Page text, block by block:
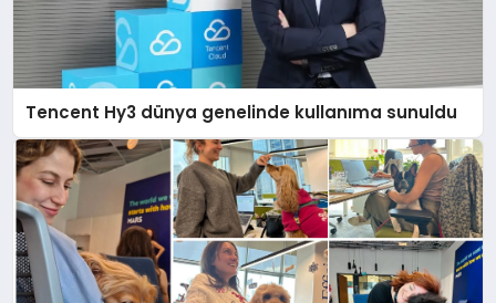
Tencent Hy3 dünya genelinde kullanıma sunuldu